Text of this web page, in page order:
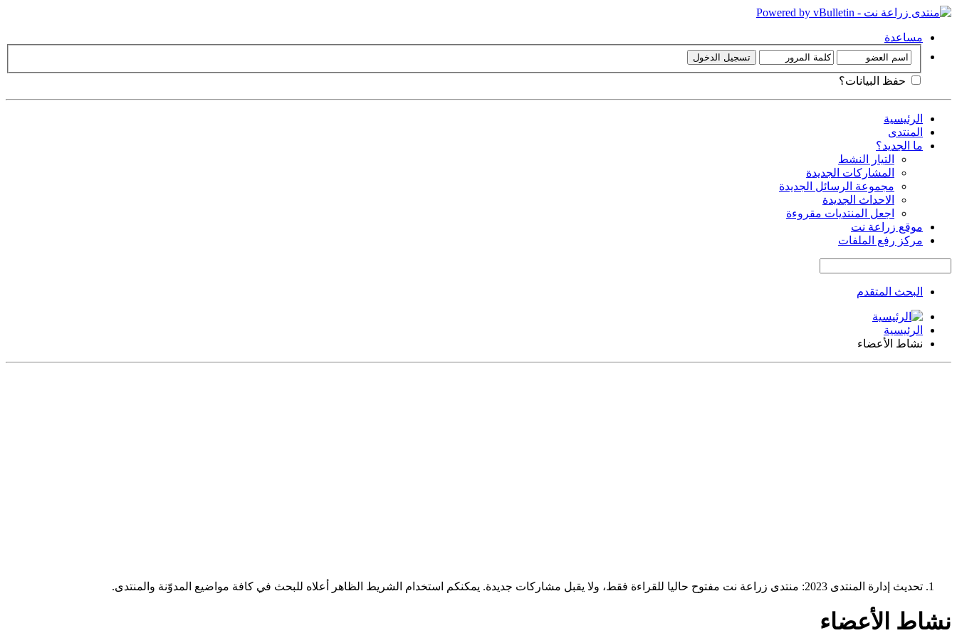
مساعدة
حفظ البيانات؟
الرئيسية
المنتدى
ما الجديد؟
التيار النشط
المشاركات الجديدة
مجموعة الرسائل الجديدة
الاحداث الجديدة
اجعل المنتديات مقروءة
موقع زراعة نت
مركز رفع الملفات
البحث المتقدم
الرئيسية
نشاط الأعضاء
تحديث إدارة المنتدى 2023: منتدى زراعة نت مفتوح حاليا للقراءة فقط، ولا يقبل مشاركات جديدة. يمكنكم استخدام الشريط الظاهر أعلاه للبحث في كافة مواضيع المدوّنة والمنتدى.
نشاط الأعضاء